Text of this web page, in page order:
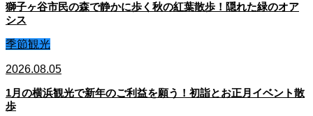
獅子ヶ谷市民の森で静かに歩く秋の紅葉散歩！隠れた緑のオア
シス
季節観光
2026.08.05
1月の横浜観光で新年のご利益を願う！初詣とお正月イベント散
歩